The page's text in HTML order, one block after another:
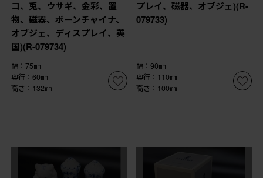
コ、兎、ウサギ、金彩、置
物、磁器、ボーンチャイナ、
オブジェ、ディスプレイ、英
国)(R-079734)
幅：75㎜
奥行：60㎜
高さ：132㎜
プレイ、磁器、オブジェ)(R-
079733)
幅：90㎜
奥行：110㎜
高さ：100㎜